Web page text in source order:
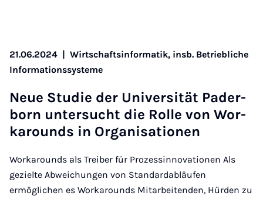
21.06.2024 | Wirtschaftsinformatik, insb. Betriebliche
Informationssysteme
Neue Stu­­die der Un­i­­ver­­­si­tät Pa­­der­­
born un­­ter­­sucht die Rol­le von Wor­
k­a­rounds in Or­­ga­­ni­sa­ti­o­­nen
Workarounds als Treiber für Prozessinnovationen Als
gezielte Abweichungen von Standardabläufen
ermöglichen es Workarounds Mitarbeitenden, Hürden zu